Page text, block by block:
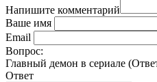
Напишите комментарий
Ваше имя
Email
Вопрос:
Главный демон в сериале
Ответ